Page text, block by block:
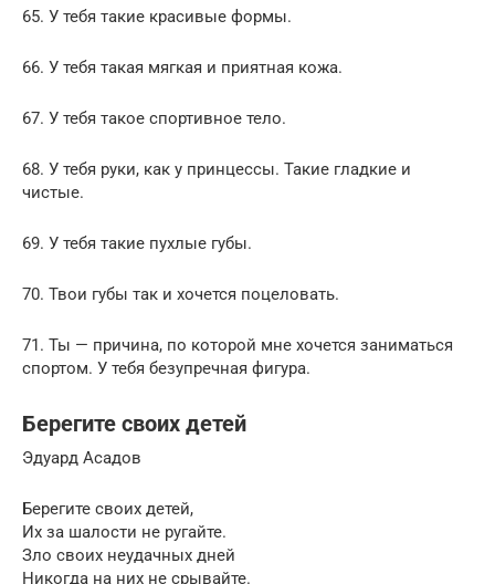
65. У тебя такие красивые формы.
66. У тебя такая мягкая и приятная кожа.
67. У тебя такое спортивное тело.
68. У тебя руки, как у принцессы. Такие гладкие и
чистые.
69. У тебя такие пухлые губы.
70. Твои губы так и хочется поцеловать.
71. Ты — причина, по которой мне хочется заниматься
спортом. У тебя безупречная фигура.
Берегите своих детей
Эдуард Асадов
Берегите своих детей,
Их за шалости не ругайте.
Зло своих неудачных дней
Никогда на них не срывайте.